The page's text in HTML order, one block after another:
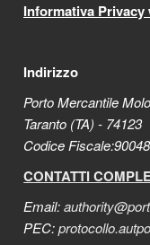
Informativa
Indirizzo
Porto Mercantile
Taranto (TA) - 74123
Codice
CONTATTI
Email:
PEC: